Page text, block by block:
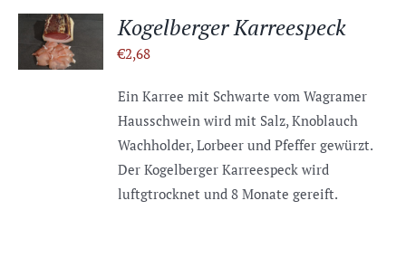
IN DEN
WARENKORB
/
DETAILS
Kogelberger Karreespeck
€2,68
Ein Karree mit Schwarte vom Wagramer
Hausschwein wird mit Salz, Knoblauch
Wachholder, Lorbeer und Pfeffer gewürzt.
Der Kogelberger Karreespeck wird
luftgtrocknet und 8 Monate gereift.